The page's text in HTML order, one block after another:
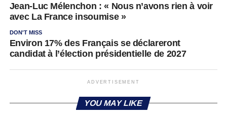
Jean-Luc Mélenchon : « Nous n’avons rien à voir
avec La France insoumise »
DON'T MISS
Environ 17% des Français se déclareront
candidat à l’élection présidentielle de 2027
ADVERTISEMENT
YOU MAY LIKE